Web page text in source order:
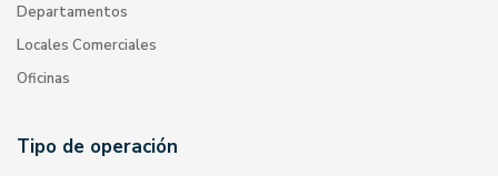
Departamentos
Locales Comerciales
Oficinas
Tipo de operación